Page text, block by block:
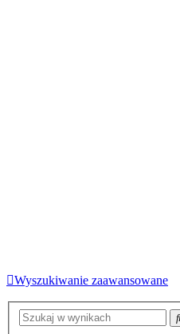
Wyszukiwanie zaawansowane